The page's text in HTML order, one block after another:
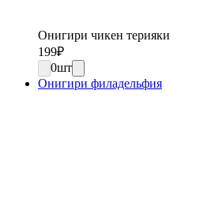
Онигири чикен терияки
199₽
0шт
Онигири филадельфия